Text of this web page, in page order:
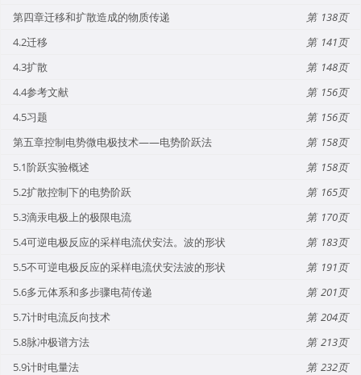
第四章迁移和扩散造成的物质传递
138
4.2迁移
141
4.3扩散
148
4.4参考文献
156
4.5习题
156
第五章控制电势微电极技术——电势阶跃法
158
5.1阶跃实验概述
158
5.2扩散控制下的电势阶跃
165
5.3滴汞电极上的极限电流
170
5.4可逆电极反应的采样电流伏安法。波的形状
183
5.5不可逆电极反应的采样电流伏安法波的形状
191
5.6多元体系和多步骤电荷传递
201
5.7计时电流反向技术
204
5.8脉冲极谱方法
213
5.9计时电量法
232